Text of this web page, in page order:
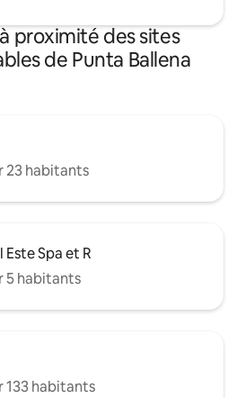
proximité des sites
de Punta Ballena
23 habitants
Spa et R
5 habitants
133 habitants